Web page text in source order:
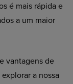
é mais rápida e
a um maior
vantagens de
a nossa